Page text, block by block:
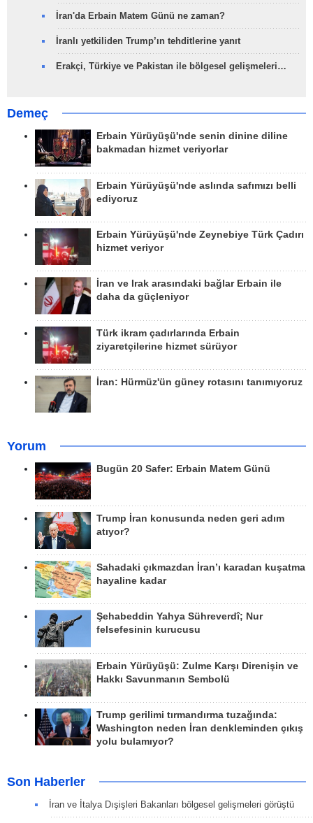
İran'da Erbain Matem Günü ne zaman?
İranlı yetkiliden Trump’ın tehditlerine yanıt
Erakçi, Türkiye ve Pakistan ile bölgesel gelişmeleri…
Demeç
Erbain Yürüyüşü'nde senin dinine diline
bakmadan hizmet veriyorlar
Erbain Yürüyüşü'nde aslında safımızı belli
ediyoruz
Erbain Yürüyüşü'nde Zeynebiye Türk Çadırı
hizmet veriyor
İran ve Irak arasındaki bağlar Erbain ile
daha da güçleniyor
Türk ikram çadırlarında Erbain
ziyaretçilerine hizmet sürüyor
İran: Hürmüz'ün güney rotasını tanımıyoruz
Yorum
Bugün 20 Safer: Erbain Matem Günü
Trump İran konusunda neden geri adım
atıyor?
Sahadaki çıkmazdan İran’ı karadan kuşatma
hayaline kadar
Şehabeddin Yahya Sühreverdî; Nur
felsefesinin kurucusu
Erbain Yürüyüşü: Zulme Karşı Direnişin ve
Hakkı Savunmanın Sembolü
Trump gerilimi tırmandırma tuzağında:
Washington neden İran denkleminden çıkış
yolu bulamıyor?
Son Haberler
İran ve İtalya Dışişleri Bakanları bölgesel gelişmeleri görüştü